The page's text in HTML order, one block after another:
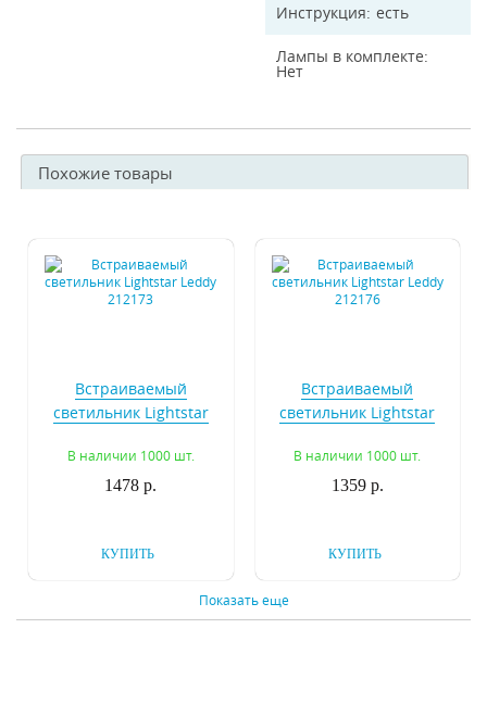
Инструкция есть
Лампы в комплекте
Нет
Похожие товары
Встраиваемый
светильник Lightstar
В наличии 1000 шт.
1478 р.
КУПИТЬ
Встраиваемый
светильник Lightstar
В наличии 1000 шт.
1359 р.
КУПИТЬ
Показать еще